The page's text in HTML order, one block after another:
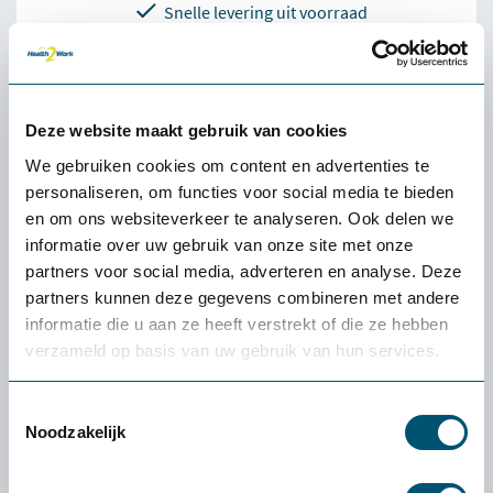
Deze website maakt gebruik van cookies
We gebruiken cookies om content en advertenties te
personaliseren, om functies voor social media te bieden
en om ons websiteverkeer te analyseren. Ook delen we
informatie over uw gebruik van onze site met onze
partners voor social media, adverteren en analyse. Deze
partners kunnen deze gegevens combineren met andere
informatie die u aan ze heeft verstrekt of die ze hebben
verzameld op basis van uw gebruik van hun services.
Noodzakelijk
Snelle levering uit voorraad
Omschrijving Ergowork massagestoel
Stabia Bruin
De Ergowork massagestoel Stabia bruin is een volwaardige
massagestoel in een compact formaat. Door de omklapbare
voetensteun wissel je eenvoudig tussen een...
Lees meer